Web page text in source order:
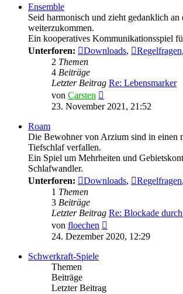
Ensemble
Seid harmonisch und zieht gedanklich an
weiterzukommen.
Ein kooperatives Kommunikationsspiel
Unterforen:
Downloads, Regelfragen,
2 Themen
4 Beiträge
Letzter Beitrag Re: Lebensmarker
von Carsten
Beitrag
23. November 2021, 21:52
Roam
Die Bewohner von Arzium sind in einen
Tiefschlaf verfallen.
Ein Spiel um Mehrheiten und
Schlafwandler.
Unterforen:
Downloads, Regelfragen,
1 Themen
3 Beiträge
Letzter Beitrag Re: Blockade
von floechen
Beitrag
24. Dezember 2020, 12:29
Schwerkraft-Spiele
Themen
Beiträge
Letzter Beitrag